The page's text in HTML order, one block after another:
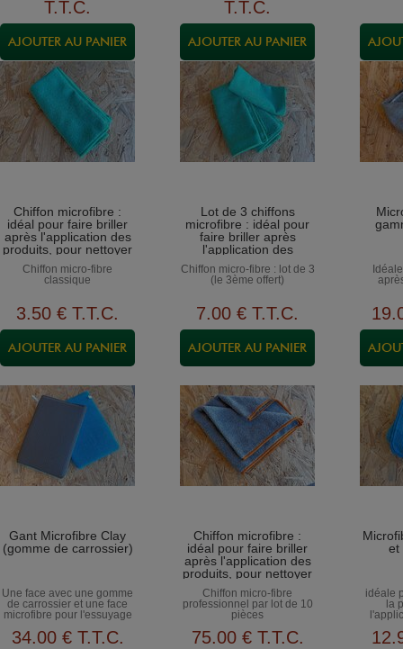
T.T.C. T.T.C.
Chiffon microfibre :
idéal pour faire briller
après l'application des
produits, pour nettoyer
la carrosserie, le
tableau de bord...
Chiffon micro-fibre
classique
3.50 € T.T.C.
Lot de 3 chiffons
microfibre : idéal pour
faire briller après
l'application des
produits, pour nettoyer
la carrosserie, le
tableau de bord...
Chiffon micro-fibre : lot de 3
(le 3ème offert)
7.00 € T.T.C. 19
Gant Microfibre Clay
(gomme de carrossier)
Une face avec une gomme
de carrossier et une face
microfibre pour l'essuyage
34.00 € T.T.C.
Chiffon microfibre :
idéal pour faire briller
après l'application des
produits, pour nettoyer
la carrosserie, le
tableau de bord...
Chiffon micro-fibre
professionnel par lot de 10
pièces
75.00 € T.T.C.
et
idéale
la
12